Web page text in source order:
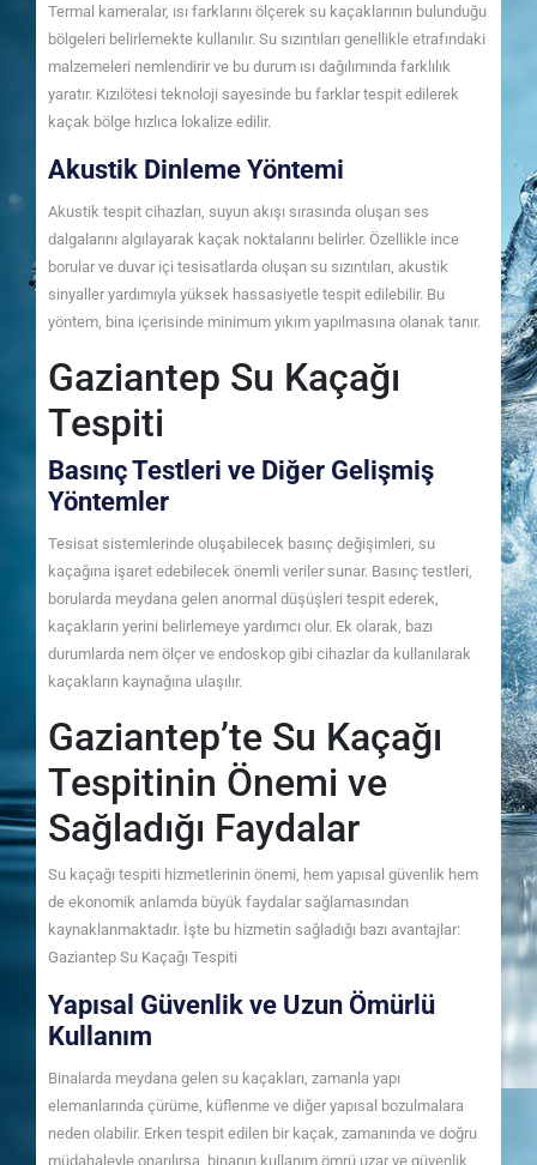
Termal kameralar, ısı farklarını ölçerek su kaçaklarının bulunduğu
bölgeleri belirlemekte kullanılır. Su sızıntıları genellikle etrafındaki
malzemeleri nemlendirir ve bu durum ısı dağılımında farklılık
yaratır. Kızılötesi teknoloji sayesinde bu farklar tespit edilerek
kaçak bölge hızlıca lokalize edilir.
Akustik Dinleme Yöntemi
Akustik tespit cihazları, suyun akışı sırasında oluşan ses
dalgalarını algılayarak kaçak noktalarını belirler. Özellikle ince
borular ve duvar içi tesisatlarda oluşan su sızıntıları, akustik
sinyaller yardımıyla yüksek hassasiyetle tespit edilebilir. Bu
yöntem, bina içerisinde minimum yıkım yapılmasına olanak tanır.
Gaziantep Su Kaçağı
Tespiti
Basınç Testleri ve Diğer Gelişmiş
Yöntemler
Tesisat sistemlerinde oluşabilecek basınç değişimleri, su
kaçağına işaret edebilecek önemli veriler sunar. Basınç testleri,
borularda meydana gelen anormal düşüşleri tespit ederek,
kaçakların yerini belirlemeye yardımcı olur. Ek olarak, bazı
durumlarda nem ölçer ve endoskop gibi cihazlar da kullanılarak
kaçakların kaynağına ulaşılır.
Gaziantep’te Su Kaçağı
Tespitinin Önemi ve
Sağladığı Faydalar
Su kaçağı tespiti hizmetlerinin önemi, hem yapısal güvenlik hem
de ekonomik anlamda büyük faydalar sağlamasından
kaynaklanmaktadır. İşte bu hizmetin sağladığı bazı avantajlar:
Gaziantep Su Kaçağı Tespiti
Yapısal Güvenlik ve Uzun Ömürlü
Kullanım
Binalarda meydana gelen su kaçakları, zamanla yapı
elemanlarında çürüme, küflenme ve diğer yapısal bozulmalara
neden olabilir. Erken tespit edilen bir kaçak, zamanında ve doğru
müdahaleyle onarılırsa, binanın kullanım ömrü uzar ve güvenlik